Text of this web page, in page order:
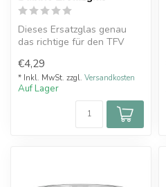
Dieses Ersatzglas genau
das richtige für den TFV
€4,29
* Inkl. MwSt. zzgl. Versandkosten
Auf Lager